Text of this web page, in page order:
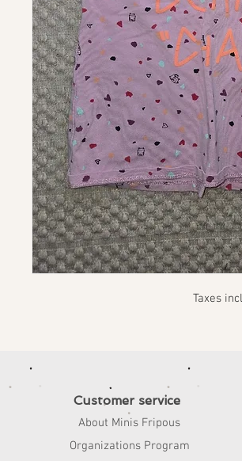
Taxes
Customer service
About Minis Fripous
Organizations Program